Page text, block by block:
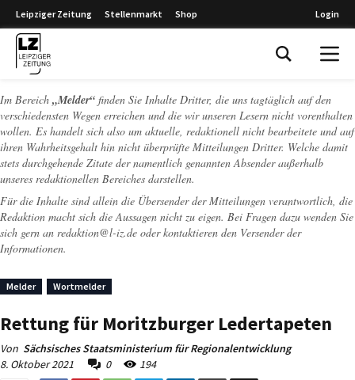
Leipziger Zeitung Stellenmarkt Shop Login
Im Bereich „Melder“ finden Sie Inhalte Dritter, die uns tagtäglich auf den
verschiedensten Wegen erreichen und die wir unseren Lesern nicht vorenthalten
wollen. Es handelt sich also um aktuelle, redaktionell nicht bearbeitete und auf
ihren Wahrheitsgehalt hin nicht überprüfte Mitteilungen Dritter. Welche damit
stets durchgehende Zitate der namentlich genannten Absender außerhalb
unseres redaktionellen Bereiches darstellen.
Für die Inhalte sind allein die Übersender der Mitteilungen verantwortlich, die
Redaktion macht sich die Aussagen nicht zu eigen. Bei Fragen dazu wenden Sie
sich gern an redaktion@l-iz.de oder kontaktieren den Versender der
Informationen.
Melder Wortmelder
Rettung für Moritzburger Ledertapeten
Von Sächsisches Staatsministerium für Regionalentwicklung
8. Oktober 2021
0 194